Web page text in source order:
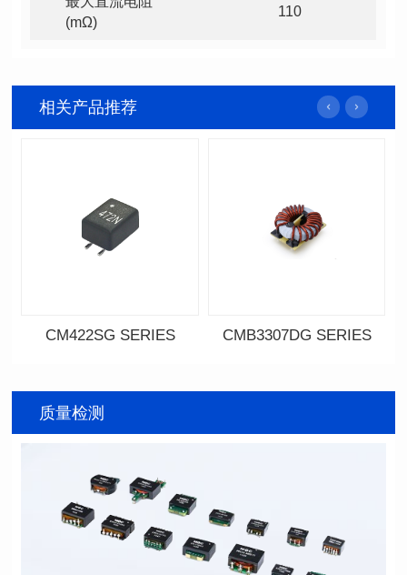
(mΩ)
110
相关产品推荐
系列名称: CM422SG 系列
应用类型: Telecom
长（mm): 9.0
宽(mm): 6.4
高（mm): 5
电感值(μH): 470~7200
CM422SG SERIES
长（mm): 40.0
宽(mm): 40.0
高（mm): 16.5
CMB3307DG SERIES
质量检测